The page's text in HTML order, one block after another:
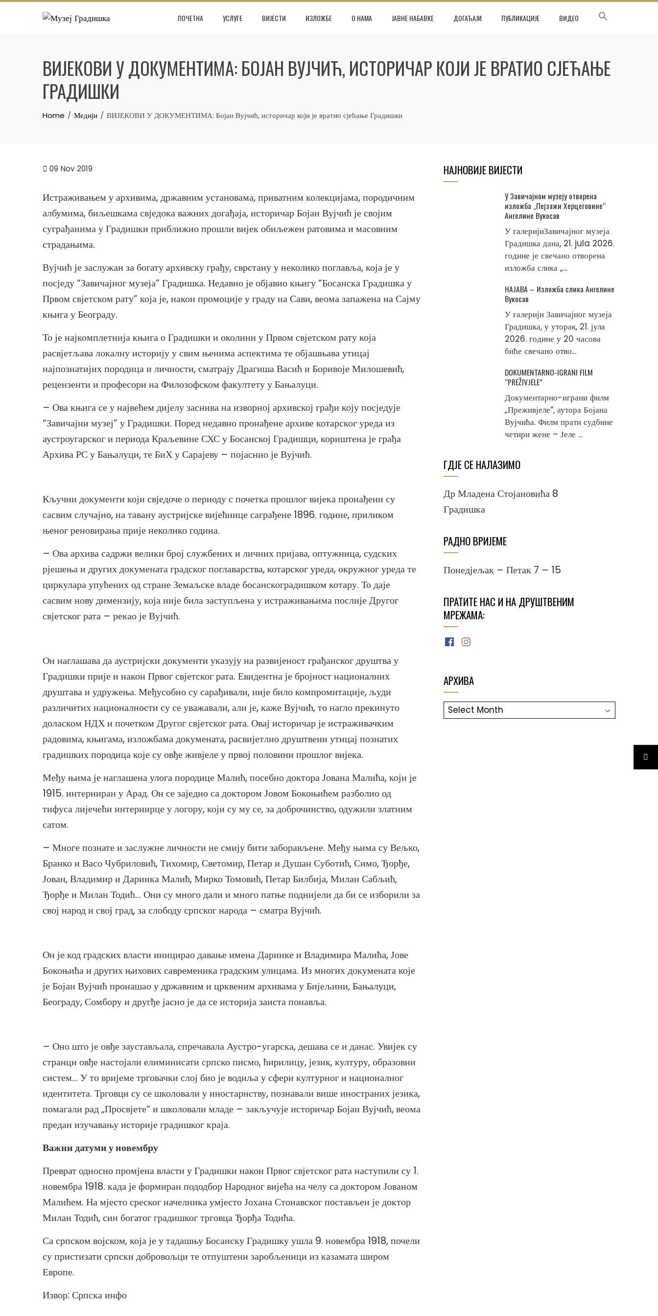
Skip
ПОЧЕТНА УСЛУГЕ ВИЈЕСТИ ИЗЛОЖБЕ О НАМА ЈАВНЕ НАБАВКЕ ДОГАЂАЈИ ПУБЛИКАЦИЈЕ ВИДЕО
ВИЈЕКОВИ У ДОКУМЕНТИМА: БОЈАН ВУЈЧИЋ, ИСТОРИЧАР КОЈИ ЈЕ ВРАТИО СЈЕЋАЊЕ
ГРАДИШКИ
Home Медији ВИЈЕКОВИ У ДОКУМЕНТИМА: Бојан Вујчић, историчар који је вратио сјећање Градишки
09 Nov 2019
Истраживањем у архивима, државним установама, приватним колекцијама, породичним
албумима, биљешкама свједока важних догађаја, историчар Бојан Вујчић је својим
суграђанима у Градишки приближио прошли вијек обиљежен ратовима и масовним
страдањима.
Вујчић је заслужан за богату архивску грађу, сврстану у неколико поглавља, која је у
посједу “Завичајног музеја” Градишка. Недавно је објавио књигу “Босанска Градишка у
Првом свјетском рату” која је, након промоције у граду на Сави, веома запажена на Сајму
књига у Београду.
То је најкомплетнија књига о Градишки и околини у Првом свјетском рату која
расвјетљава локалну историју у свим њенима аспектима те објашњава утицај
најпознатијих породица и личности, сматрају Драгиша Васић и Боривоје Милошевић,
рецензенти и професори на Филозофском факултету у Бањалуци.
– Ова књига се у највећем дијелу заснива на изворној архивској грађи коју посједује
“Завичајни музеј” у Градишки. Поред недавно пронађене архиве котарског уреда из
аустроугарског и периода Краљевине СХС у Босанској Градишци, кориштена је грађа
Архива РС у Бањалуци, те БиХ у Сарајеву – појаснио је Вујчић.
Кључни документи који свједоче о периоду с почетка прошлог вијека пронађени су
сасвим случајно, на тавану аустријске вијећнице саграђене 1896. године, приликом
њеног реновирања прије неколико година.
– Ова архива садржи велики број службених и личних пријава, оптужница, судских
рјешења и других докумената градског поглаварства, котарског уреда, окружног уреда те
циркулара упућених од стране Земаљске владе босанскоградишком котару. То даје
сасвим нову димензију, која није била заступљена у истраживањима послије Другог
свјетског рата – рекао је Вујчић.
Он наглашава да аустријски документи указују на развијеност грађанског друштва у
Градишки прије и након Првог свјетског рата. Евидентна је бројност националних
друштава и удружења. Међусобно су сарађивали, није било компромитације, људи
различитих националности су се уважавали, али је, каже Вујчић, то нагло прекинуто
доласком НДХ и почетком Другог свјетског рата. Овај историчар је истраживачким
радовима, књигама, изложбама докумената, расвијетлио друштвени утицај познатих
градишких породица које су овђе живјеле у првој половини прошлог вијека.
Међу њима је наглашена улога породице Малић, посебно доктора Јована Малића, који је
1915. интерниран у Арад. Он се заједно са доктором Јовом Бокоњићем разболио од
тифуса лијечећи интернирце у логору, који су му се, за доброчинство, одужили златним
сатом.
– Многе познате и заслужне личности не смију бити заборављене. Међу њима су Вељко,
Бранко и Васо Чубриловић, Тихомир, Светомир, Петар и Душан Суботић, Симо, Ђорђе,
Јован, Владимир и Даринка Малић, Мирко Томовић, Петар Билбија, Милан Сабљић,
Ђорђе и Милан Тодић… Они су много дали и много патње поднијели да би се изборили за
свој народ и свој град, за слободу српског народа – сматра Вујчић.
Он је код градских власти иницирао давање имена Даринке и Владимира Малића, Јове
Бокоњића и других њихових савременика градским улицама. Из многих докумената које
је Бојан Вујчић пронашао у државним и црквеним архивама у Бијељини, Бањалуци,
Београду, Сомбору и другђе јасно је да се историја заиста понавља.
– Оно што је овђе заустављала, спречавала Аустро-угарска, дешава се и данас. Увијек су
странци овђе настојали елиминисати српско писмо, ћирилицу, језик, културу, образовни
систем… У то вријеме трговачки слој био је водиља у сфери културног и националног
идентитета. Трговци су се школовали у иностарнству, познавали више иностраних језика,
помагали рад „Просвјете“ и школовали младе – закључује историчар Бојан Вујчић, веома
предан изучавању историје градишког краја.
Важни датуми у новембру
Преврат односно промјена власти у Градишки након Првог свјетског рата наступили су 1.
новембра 1918. када је формиран пододбор Народног вијећа на челу са доктором Јованом
Малићем. На мјесто среског начелника умјесто Јохана Стонавског постављен је доктор
Милан Тодић, син богатог градишког трговца Ђорђа Тодића.
Са српском војском, која је у тадашњу Босанску Градишку ушла 9. новембра 1918, почели
су пристизати српски добровољци те отпуштени заробљеници из казамата широм
Европе.
Извор: Српска инфо
НАЈНОВИЈЕ ВИЈЕСТИ
У Завичајном музеју отворена
изложба „Пејзажи Херцеговине“
Ангелине Вукосав
У галеријиЗавичајног музеја
Градишка дана, 21. jula 2026.
године је свечано отворена
изложба слика „...
НАЈАВА – Изложба слика Ангелине
Вукосав
У галерији Завичајног музеја
Градишка, у уторак, 21. јула
2026. године у 20 часова
биће свечано отво...
DOKUMENTARNO-IGRANI FILM
“PREŽIVJELE”
Документарно-играни филм
„Преживјеле“, аутора Бојана
Вујчића. Филм прати судбине
четири жене – Јеле ...
ГДЈЕ СЕ НАЛАЗИМО
Др Младена Стојановића 8
Градишка
РАДНО ВРИЈЕМЕ
Понедјељак – Петак 7 – 15
ПРАТИТЕ НАС И НА ДРУШТВЕНИМ
МРЕЖАМА:
Facebook
Instagram
АРХИВА
АРХИВА